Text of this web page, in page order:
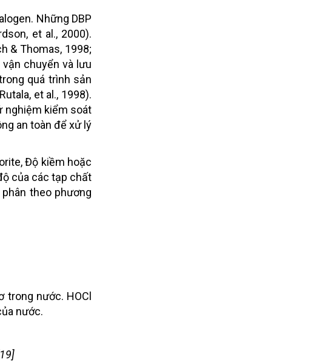
Những DBP
et al., 2000).
& Thomas, 1998;
chuyển và lưu
quá trình sản
et al., 1998).
nghiệm kiểm soát
an toàn để xử lý
Độ kiềm hoặc
của các tạp chất
theo phương
nước. HOCl
nước.